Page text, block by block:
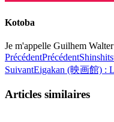
Kotoba
Je m'appelle Guilhem
PrécédentPrécédent
SuivantEigakan (映画館) :
Articles similaires